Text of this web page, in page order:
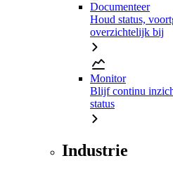
Documenteer
Houd status,
overzichtelijk bij
Monitor
Blijf continu
status
Industrie